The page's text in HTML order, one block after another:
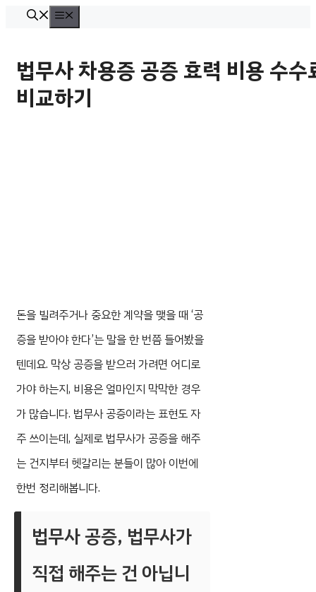
뉴
법무사 차용증 공증 효력 비용 수수
비교하기
돈을 빌려주거나 중요한 계약을 맺을 때 ‘공
증을 받아야 한다’는 말을 한 번쯤 들어봤을
텐데요. 막상 공증을 받으러 가려면 어디로
가야 하는지, 비용은 얼마인지 막막한 경우
가 많습니다. 법무사 공증이라는 표현도 자
주 쓰이는데, 실제로 법무사가 공증을 해주
는 건지부터 헷갈리는 분들이 많아 이번에
한번 정리해봅니다.
법무사 공증, 법무사가
직접 해주는 건 아닙니